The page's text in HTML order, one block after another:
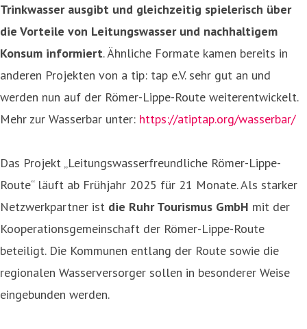
Trinkwasser ausgibt und gleichzeitig spielerisch über
die Vorteile von Leitungswasser und nachhaltigem
Konsum informiert. Ähnliche Formate kamen bereits in
anderen Projekten von a tip: tap e.V. sehr gut an und
werden nun auf der Römer-Lippe-Route weiterentwickelt.
Mehr zur Wasserbar unter: https://atiptap.org/wasserbar/
Das Projekt „Leitungswasserfreundliche Römer-Lippe-
Route“ läuft ab Frühjahr 2025 für 21 Monate. Als starker
Netzwerkpartner ist die Ruhr Tourismus GmbH mit der
Kooperationsgemeinschaft der Römer-Lippe-Route
beteiligt. Die Kommunen entlang der Route sowie die
regionalen Wasserversorger sollen in besonderer Weise
eingebunden werden.